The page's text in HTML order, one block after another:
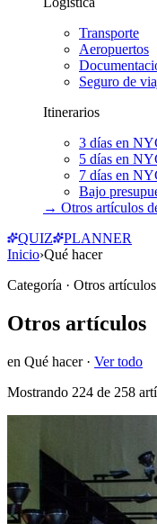
Transporte
Aeropuertos
Seguro de
Itinerarios
3 días en
5 días en
7 días en
Bajo
→ Otros artículos
QUIZ
PLANNER
Inicio›Qué hacer
Categoría · Otros artículos
Otros artículos
en Qué hacer· Ver todo
Mostrando 224 de 258